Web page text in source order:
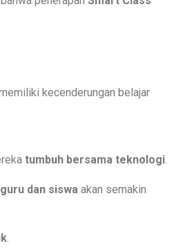
kecenderungan belajar
tumbuh bersama teknologi
dan siswa akan semakin